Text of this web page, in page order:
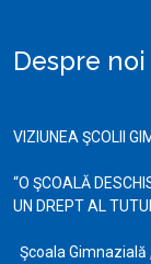
Despre noi
VIZIUNEA ŞCOLII
“O ŞCOALĂ
UN DREPT AL
Şcoala Gimnazială